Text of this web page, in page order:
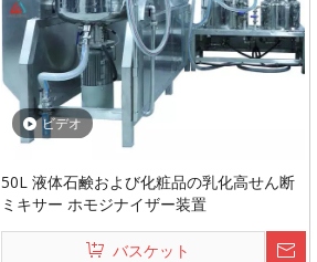
ビデオ
50L 液体石鹸および化粧品の乳化高せん断
ミキサー ホモジナイザー装置
バスケット